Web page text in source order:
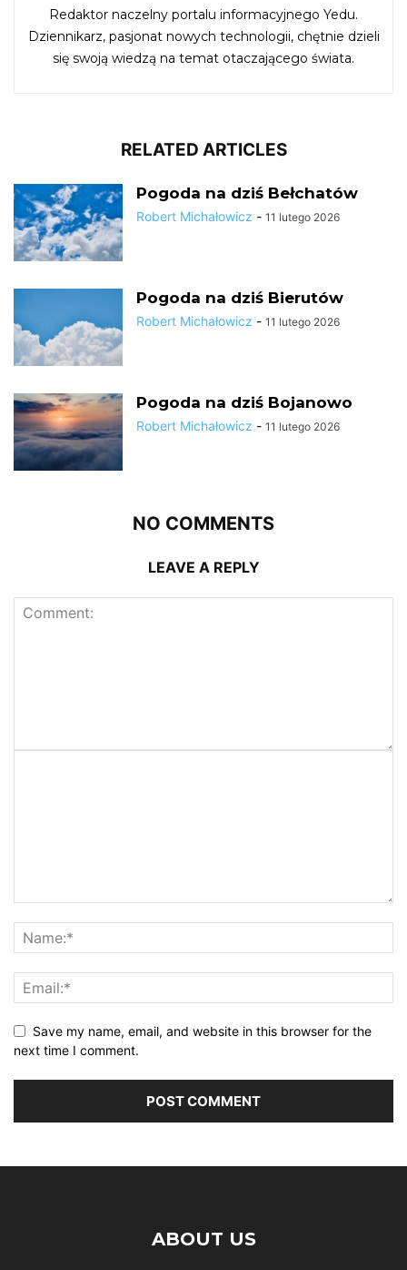
Redaktor naczelny portalu informacyjnego Yedu.
Dziennikarz, pasjonat nowych technologii, chętnie dzieli
się swoją wiedzą na temat otaczającego świata.
RELATED ARTICLES
Pogoda na dziś Bełchatów
Robert Michałowicz - 11 lutego 2026
Pogoda na dziś Bierutów
Robert Michałowicz - 11 lutego 2026
Pogoda na dziś Bojanowo
Robert Michałowicz - 11 lutego 2026
NO COMMENTS
LEAVE A REPLY
Save my name, email, and website in this browser for the
next time I comment.
ABOUT US